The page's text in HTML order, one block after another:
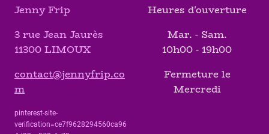
Jenny Frip
3 rue Jean Jaurès
11300 LIMOUX
contact@jennyfrip.co
m
pinterest-site-
verification=ce7f9628294560ca96
Heures d'ouverture
Mar. - Sam.
10h00 - 19h00
Fermeture le
Mercredi